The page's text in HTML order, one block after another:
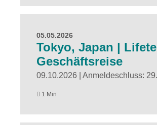
05.05.2026
Tokyo, Japan |
Geschäftsreise
09.10.2026 | Anmeldeschluss:
1 Min